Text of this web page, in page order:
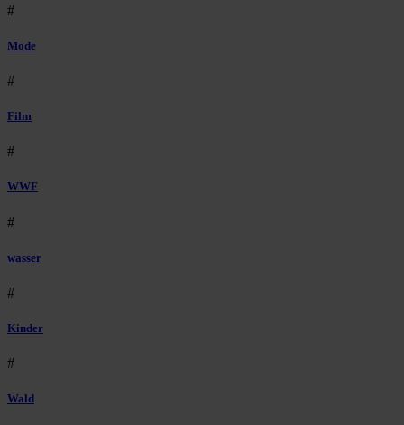
#
Mode
#
Film
#
WWF
#
wasser
#
Kinder
#
Wald